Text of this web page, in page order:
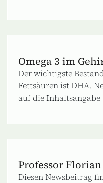
Omega 3 im
Der wichtigste
Fettsäuren ist DHA.
auf die Inhaltsangabe
Professor
Diesen Newsbeitrag